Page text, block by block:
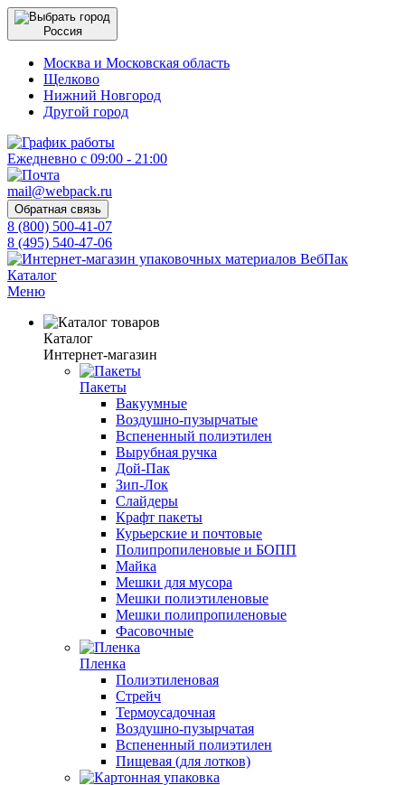
Россия
Москва и Московская область
Щелково
Нижний Новгород
Другой город
Ежедневно с 09:00 - 21:00
mail@webpack.ru
Обратная связь
8 (800) 500-41-07
8 (495) 540-47-06
Каталог
Меню
Каталог
Интернет-магазин
Пакеты
Вакуумные
Воздушно-пузырчатые
Вспененный полиэтилен
Вырубная ручка
Дой-Пак
Зип-Лок
Слайдеры
Крафт пакеты
Курьерские и почтовые
Полипропиленовые и БОПП
Майка
Мешки для мусора
Мешки полиэтиленовые
Мешки полипропиленовые
Фасовочные
Пленка
Полиэтиленовая
Стрейч
Термоусадочная
Воздушно-пузырчатая
Вспененный полиэтилен
Пищевая (для лотков)